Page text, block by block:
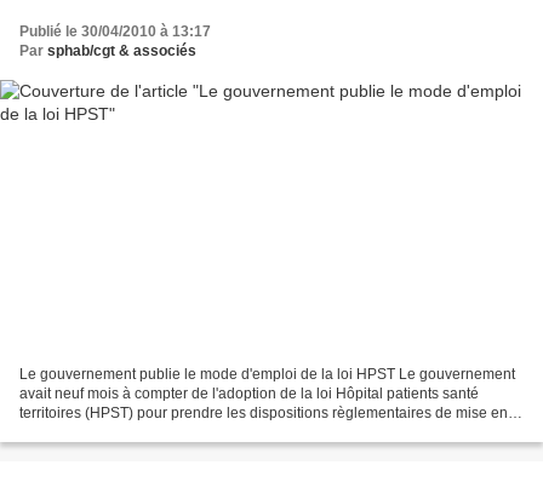
Publié le 30/04/2010 à 13:17
Par sphab/cgt & associés
Le gouvernement publie le mode d'emploi de la loi HPST Le gouvernement
avait neuf mois à compter de l'adoption de la loi Hôpital patients santé
territoires (HPST) pour prendre les dispositions règlementaires de mise en